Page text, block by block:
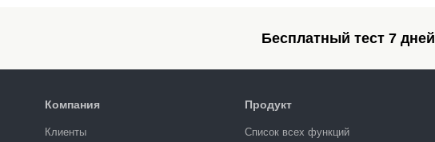
Бесплатный тест 7 дней
Компания
Клиенты
Продукт
Список всех функций